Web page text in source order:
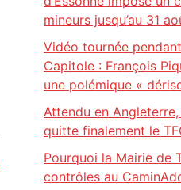
mineurs jusqu’au 31
Vidéo tournée
Capitole : François
une polémique «
Attendu en
quitte finalement le
Pourquoi la Mairie de
contrôles au